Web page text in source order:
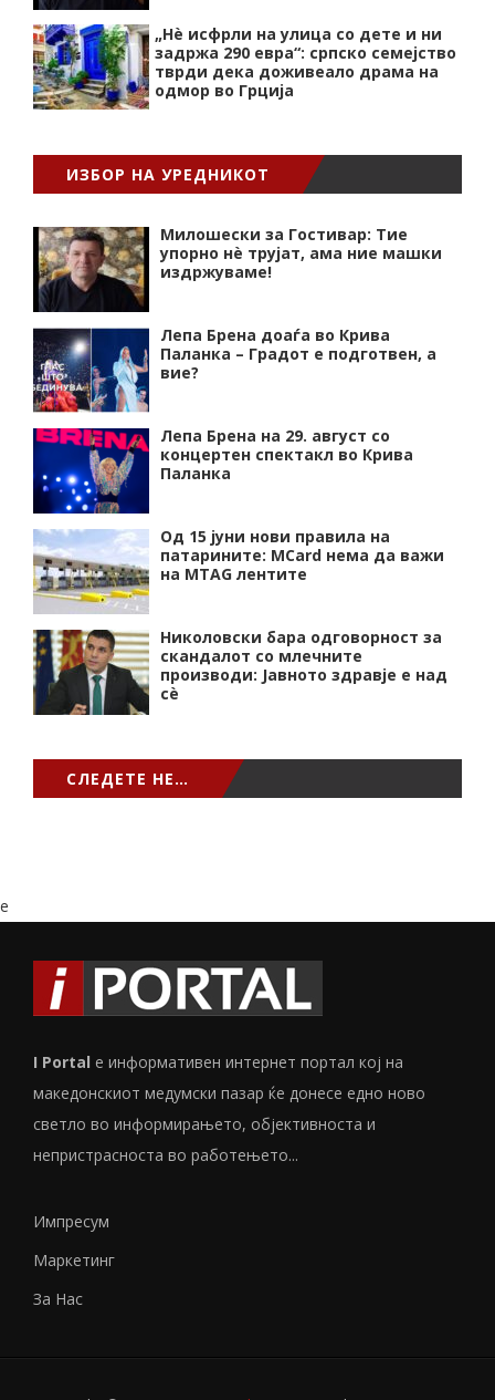
„Нѐ исфрли на улица со дете и ни
задржа 290 евра“: српско семејство
тврди дека доживеало драма на
одмор во Грција
ИЗБОР НА УРЕДНИКОТ
Милошески за Гостивар: Тие
упорно нѐ трујат, ама ние машки
издржуваме!
Лепа Брена доаѓа во Крива
Паланка – Градот е подготвен, а
вие?
Лепа Брена на 29. август со
концертен спектакл во Крива
Паланка
Од 15 јуни нови правила на
патарините: MCard нема да важи
на MTAG лентите
Николовски бара одговорност за
скандалот со млечните
производи: Јавното здравје е над
сѐ
СЛЕДЕТЕ НЕ…
e
I Portal е информативен интернет портал кој на
македонскиот медумски пазар ќе донесе едно ново
светло во информирањето, објективноста и
непристрасноста во работењето...
Импресум
Маркетинг
За Нас